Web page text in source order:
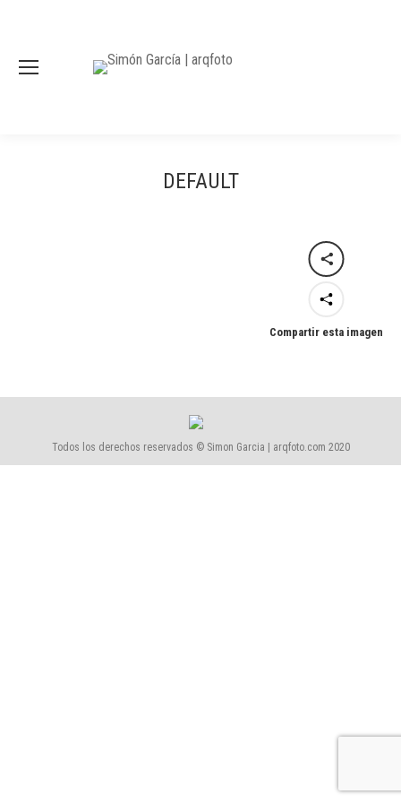
DEFAULT
Compartir esta imagen
Todos los derechos reservados © Simon Garcia | arqfoto.com 2020